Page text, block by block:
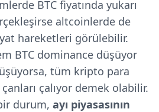
BTC fiyatında yukarı
altcoinlerde de
hareketleri görülebilir.
BTC dominance düşüyor
tüm kripto para
çalıyor demek olabilir.
durum, ayı piyasasının